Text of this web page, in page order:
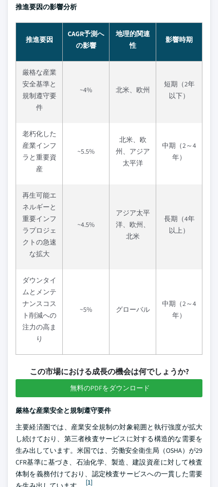
推進要因の影響分析
推進要因
CAGR予測へ
の影響
地理的関連
性
影響時期
厳格な産業
安全基準と
規制遵守要
件
~4% 北米、欧州
短期（2年
以下）
老朽化した
産業インフ
ラと重要資
産
~5.5%
北米、欧
州、アジア
太平洋
中期（2～4
年）
再生可能エ
ネルギーと
重要インフ
ラプロジェ
クトの急速
な拡大
~4.5%
アジア太平
洋、欧州、
北米
長期（4年
以上）
ダウンタイ
ムとメンテ
ナンスコス
ト削減への
注力の高ま
り
~5% グローバル
中期（2～4
年）
この市場における成長の機会は何でしょうか?
無料のPDFをダウンロード
厳格な産業安全と規制遵守要件
主要経済圏では、産業安全規制の対象範囲と執行強度が拡大
し続けており、第三者検査サービスに対する構造的な需要を
生み出しています。米国では、労働安全衛生局（OSHA）が29
CFR基準に基づき、石油化学、製造、建設資産に対して検査
体制を義務付けており、認定検査サービスへの一貫した需要
[1]